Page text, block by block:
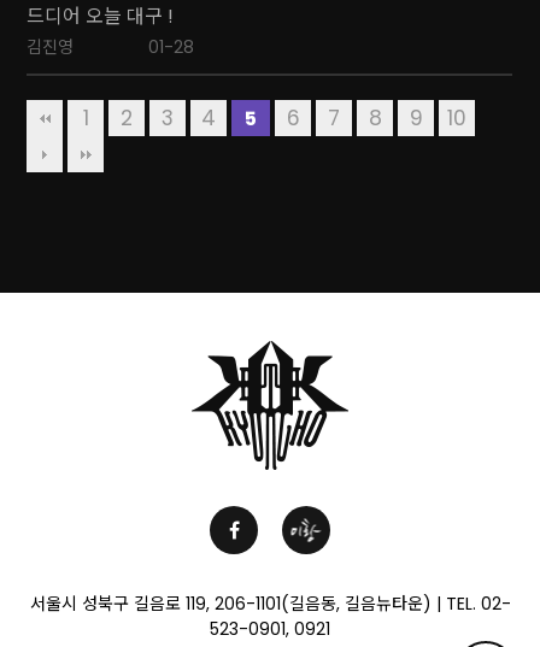
드디어 오늘 대구 !
김진영 01-28
1 2 3 4 5 6 7 8 9 10
서울시 성북구 길음로 119, 206-1101(길음동, 길음뉴타운) | TEL. 02-
523-0901, 0921